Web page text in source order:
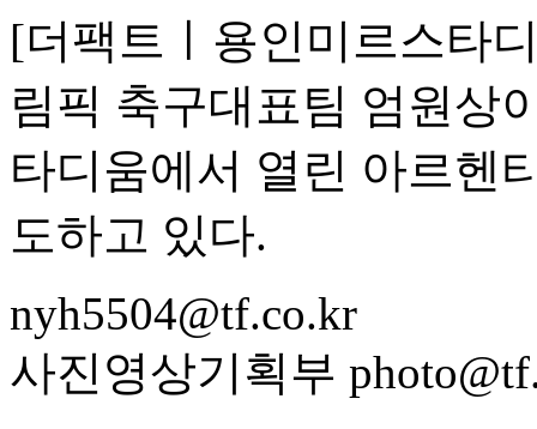
[더팩트ㅣ용인미르스타
림픽 축구대표팀 엄원상
타디움에서 열린 아르헨
도하고 있다.
nyh5504@tf.co.kr
사진영상기획부